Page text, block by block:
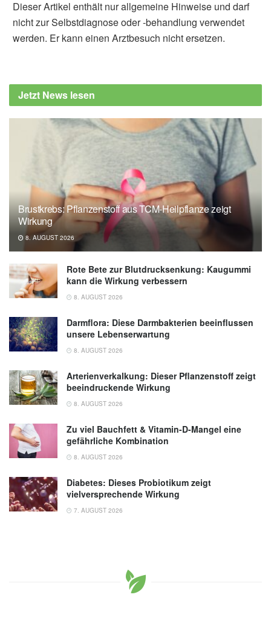
Dieser Artikel enthält nur allgemeine Hinweise und darf
nicht zur Selbstdiagnose oder -behandlung verwendet
werden. Er kann einen Arztbesuch nicht ersetzen.
Jetzt News lesen
Brustkrebs: Pflanzenstoff aus TCM-Heilpflanze zeigt
Wirkung
8. AUGUST 2026
Rote Bete zur Blutdrucksenkung: Kaugummi
kann die Wirkung verbessern
8. AUGUST 2026
Darmflora: Diese Darmbakterien beeinflussen
unsere Lebenserwartung
8. AUGUST 2026
Arterienverkalkung: Dieser Pflanzenstoff zeigt
beeindruckende Wirkung
8. AUGUST 2026
Zu viel Bauchfett & Vitamin-D-Mangel eine
gefährliche Kombination
8. AUGUST 2026
Diabetes: Dieses Probiotikum zeigt
vielversprechende Wirkung
7. AUGUST 2026